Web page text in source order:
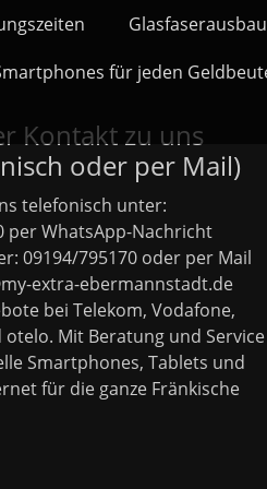
Menü Glasfaserausbau
für jeden
Kontakt zu uns
oder per Mail)
telefonisch unter:
per WhatsApp-Nachricht
09194/795170 oder per Mail
extra-ebermannstadt.de
bei Telekom, Vodafone,
otelo. Mit Beratung und Service
Smartphones, Tablets und
für die ganze Fränkische